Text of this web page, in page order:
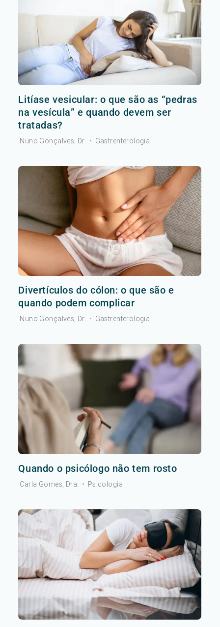
Litíase vesicular: o que são as “pedras
na vesícula” e quando devem ser
tratadas?
Nuno Gonçalves, Dr. • Gastrenterologia
Divertículos do cólon: o que são e
quando podem complicar
Nuno Gonçalves, Dr. • Gastrenterologia
Quando o psicólogo não tem rosto
Carla Gomes, Dra. • Psicologia